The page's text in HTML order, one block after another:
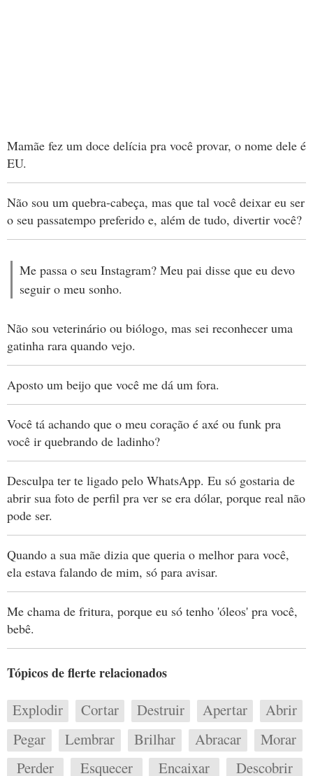
Mamãe fez um doce delícia pra você provar, o nome dele é
EU.
Não sou um quebra-cabeça, mas que tal você deixar eu ser
o seu passatempo preferido e, além de tudo, divertir você?
Me passa o seu Instagram? Meu pai disse que eu devo
seguir o meu sonho.
Não sou veterinário ou biólogo, mas sei reconhecer uma
gatinha rara quando vejo.
Aposto um beijo que você me dá um fora.
Você tá achando que o meu coração é axé ou funk pra
você ir quebrando de ladinho?
Desculpa ter te ligado pelo WhatsApp. Eu só gostaria de
abrir sua foto de perfil pra ver se era dólar, porque real não
pode ser.
Quando a sua mãe dizia que queria o melhor para você,
ela estava falando de mim, só para avisar.
Me chama de fritura, porque eu só tenho 'óleos' pra você,
bebê.
Tópicos de flerte relacionados
Explodir Cortar Destruir Apertar
Abrir
Pegar
Lembrar Brilhar Abracar
Morar
Perder
Esquecer Encaixar Descobrir